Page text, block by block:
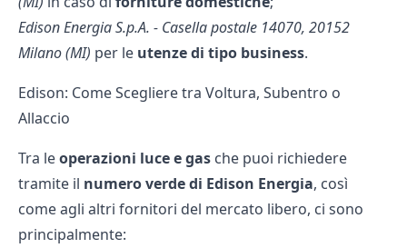
Edison Energia S.p.A. - Casella postale 14070, 20152
Milano (MI) per le utenze di tipo business.
Edison: Come Scegliere tra Voltura, Subentro o
Allaccio
Tra leoperazioni luce e gas che puoi richiedere
tramite il numero verde di Edison Energia, così
come agli altri fornitori del mercato libero, ci sono
principalmente: